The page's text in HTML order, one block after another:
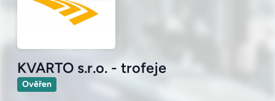
KVARTO s.r.o. - trofeje
Ověřen